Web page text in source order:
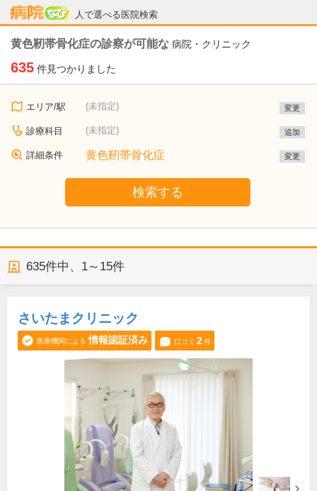
人で選べる医院検索
病院なび
黄色靭帯骨化症の診察が可能な 病院・クリニック
635 件見つかりました
エリア/駅 (未指定) 変更
診療科目 (未指定) 追加
詳細条件 黄色靭帯骨化症 変更
検索する
635件中、 1～15件
さいたまクリニック
医療機関による 情報認証済み 口コミ 2件